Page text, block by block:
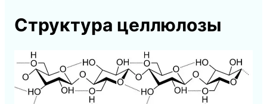
Структура целлюлозы